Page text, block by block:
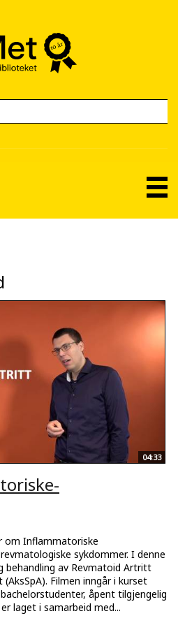
04:33
om Inflammatoriske
sykdommer. I denne
behandling av Revmatoid Artritt
Filmen inngår i kurset
åpent tilgjengelig
laget i samarbeid med...